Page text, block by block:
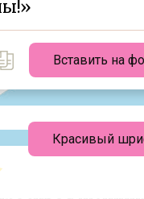
Вставить на
Красивый